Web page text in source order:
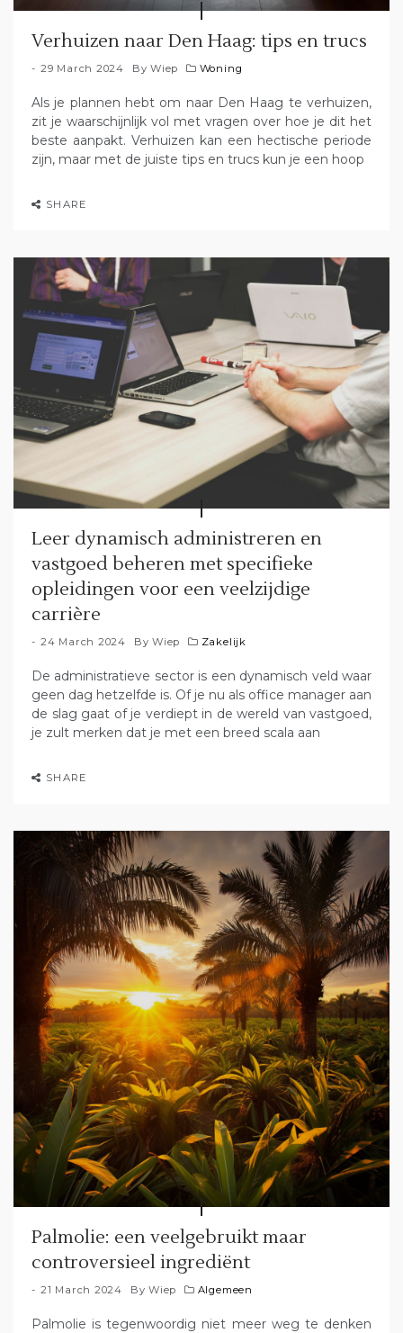
Verhuizen naar Den Haag: tips en trucs
29 March 2024 ByWiep Woning
Als je plannen hebt om naar Den Haag te verhuizen,
zit je waarschijnlijk vol met vragen over hoe je dit het
beste aanpakt. Verhuizen kan een hectische periode
zijn, maar met de juiste tips en trucs kun je een hoop
SHARE
Leer dynamisch administreren en
vastgoed beheren met specifieke
opleidingen voor een veelzijdige
carrière
24 March 2024 ByWiep Zakelijk
De administratieve sector is een dynamisch veld waar
geen dag hetzelfde is. Of je nu als office manager aan
de slag gaat of je verdiept in de wereld van vastgoed,
je zult merken dat je met een breed scala aan
SHARE
Palmolie: een veelgebruikt maar
controversieel ingrediënt
21 March 2024 ByWiep Algemeen
Palmolie is tegenwoordig niet meer weg te denken